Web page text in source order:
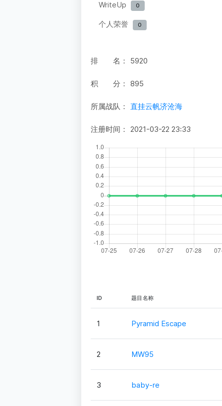
WriteUp 0
个人荣誉 0
排 名： 5920
积 分： 895
所属战队： 直挂云帆济沧海
注册时间： 2021-03-22 23:33
ID 题目名称
1 Pyramid Escape
2 MW95
3 baby-re